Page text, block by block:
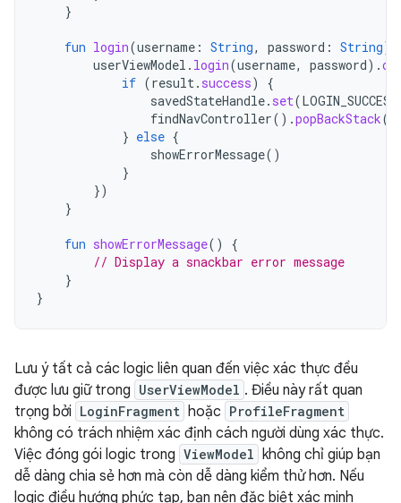
}
fun login(username : String, password : String)
userViewModel . login(username, password).
if (result. success)
{
savedStateHandle. set(
findNavController().popBackStack()
} else {
showErrorMessage()
}
})
}
fun showErrorMessage()
{
// Display a snackbar error message
}
}
Lưu ý tất cả các logic liên quan đến việc xác thực đều
được lưu giữ trong UserViewModel . Điều này rất quan
trọng bởi LoginFragment hoặc ProfileFragment
không có trách nhiệm xác định cách người dùng xác thực.
Việc đóng gói logic trong ViewModel không chỉ giúp bạn
dễ dàng chia sẻ hơn mà còn dễ dàng kiểm thử hơn. Nếu
logic điều hướng phức tạp, bạn nên đặc biệt xác minh